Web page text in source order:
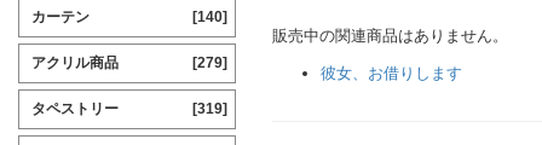
販売中の関連商品はありません。
彼女、お借りします
カーテン [140]
アクリル商品 [279]
タペストリー [319]